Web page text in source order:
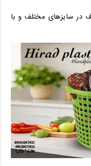
در سایزهای مختلف و با